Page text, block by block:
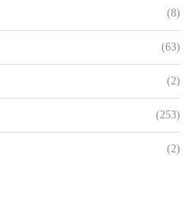
(8)
(63)
(2)
(253)
(2)